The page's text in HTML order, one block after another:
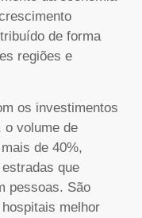
de forma
regiões e
os investimentos
o volume de
de 40%,
que
pessoas. São
melhor